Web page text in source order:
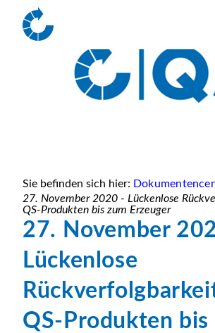
Sie befinden sich hier:
27. November 2020 - Lückenlose
QS-Produkten bis zum Erzeuger
27. November
Lückenlose
QS-Produkten bis